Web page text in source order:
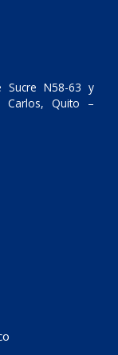
Sucre N58-63 y
Carlos, Quito –